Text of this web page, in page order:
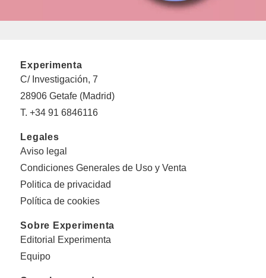
Experimenta
C/ Investigación, 7
28906 Getafe (Madrid)
T. +34 91 6846116
Legales
Aviso legal
Condiciones Generales de Uso y Venta
Politica de privacidad
Política de cookies
Sobre Experimenta
Editorial Experimenta
Equipo